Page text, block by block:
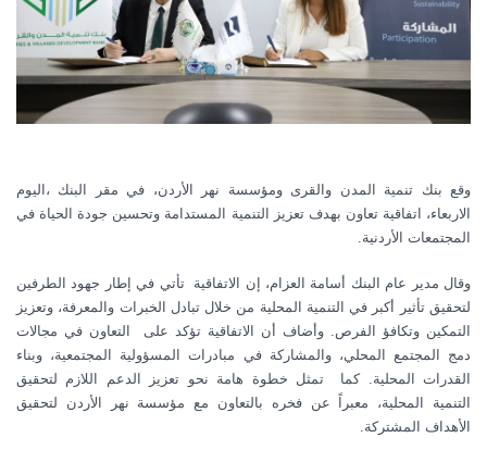
وقع بنك تنمية المدن والقرى ومؤسسة نهر الأردن، في مقر البنك ،اليوم
الاربعاء، اتفاقية تعاون بهدف تعزيز التنمية المستدامة وتحسين جودة الحياة في
المجتمعات الأردنية.
وقال مدير عام البنك أسامة العزام، إن الاتفاقية تأتي في إطار جهود الطرفين
لتحقيق تأثير أكبر في التنمية المحلية من خلال تبادل الخبرات والمعرفة، وتعزيز
التمكين وتكافؤ الفرص. وأضاف أن الاتفاقية تؤكد على التعاون في مجالات
دمج المجتمع المحلي، والمشاركة في مبادرات المسؤولية المجتمعية، وبناء
القدرات المحلية. كما تمثل خطوة هامة نحو تعزيز الدعم اللازم لتحقيق
التنمية المحلية، معبراً عن فخره بالتعاون مع مؤسسة نهر الأردن لتحقيق
الأهداف المشتركة.